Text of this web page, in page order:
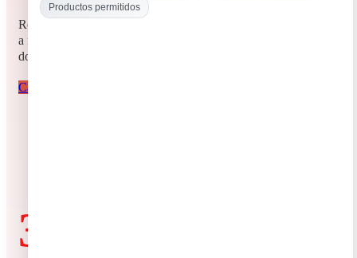
Regístrate y habilita tu casillero , compra en Aliexpress y envía
a nuestra direccion en usa, recepcionamos y entregamos en tu
domicilio en Colombia
Casillero Virtual
3.
Productos permitidos